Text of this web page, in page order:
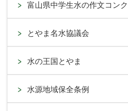
富山県中学生水の作文コン
とやま名水協議会
水の王国とやま
水源地域保全条例